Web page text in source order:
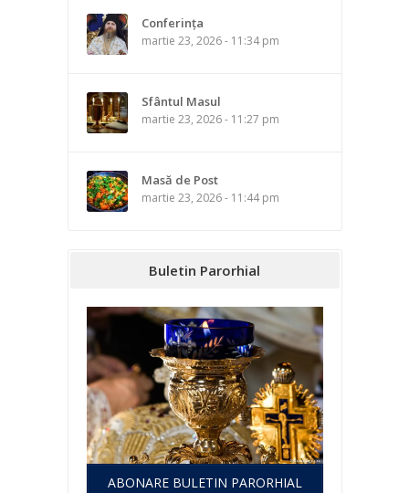
Conferința
martie 23, 2026 - 11:34 pm
Sfântul Masul
martie 23, 2026 - 11:27 pm
Masă de Post
martie 23, 2026 - 11:44 pm
Buletin Parorhial
ABONARE BULETIN PARORHIAL